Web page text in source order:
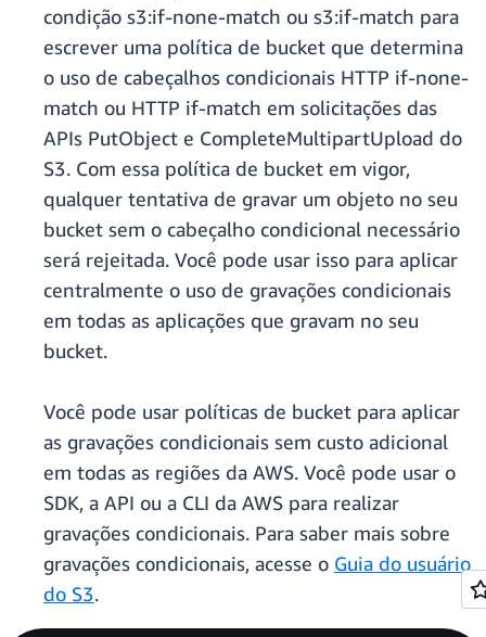
condição s3:if-none-match ou s3:if-match para
escrever uma política de bucket que determina
o uso de cabeçalhos condicionais HTTP if-none-
match ou HTTP if-match em solicitações das
APIs PutObject e CompleteMultipartUpload do
S3. Com essa política de bucket em vigor,
qualquer tentativa de gravar um objeto no seu
bucket sem o cabeçalho condicional necessário
será rejeitada. Você pode usar isso para aplicar
centralmente o uso de gravações condicionais
em todas as aplicações que gravam no seu
bucket.
Você pode usar políticas de bucket para aplicar
as gravações condicionais sem custo adicional
em todas as regiões da AWS. Você pode usar o
SDK, a API ou a CLI da AWS para realizar
gravações condicionais. Para saber mais sobre
gravações condicionais, acesse o Guia do usuário
do S3.